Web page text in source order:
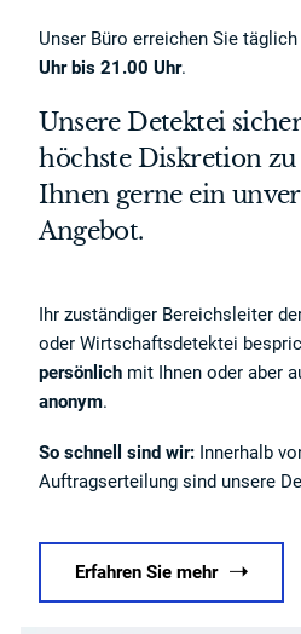
Unser Büro erreichen Sie
Uhr bis 21.00 Uhr.
Unsere Detektei
höchste Diskretion
Ihnen gerne ein
Angebot.
Ihr zuständiger Bereichsleiter
oder Wirtschaftsdetektei
persönlich mit Ihnen oder aber
anonym.
So schnell sind wir: Innerhalb
Auftragserteilung sind unsere
Erfahren Sie mehr